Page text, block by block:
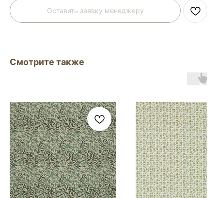
Оставить заявку менеджеру
Смотрите также